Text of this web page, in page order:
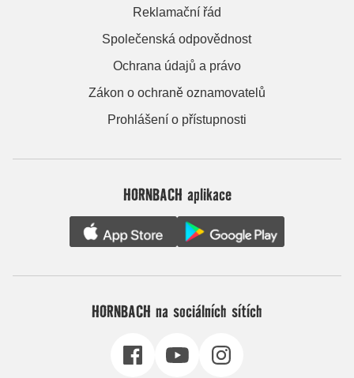
Reklamační řád
Společenská odpovědnost
Ochrana údajů a právo
Zákon o ochraně oznamovatelů
Prohlášení o přístupnosti
HORNBACH aplikace
HORNBACH na sociálních sítích